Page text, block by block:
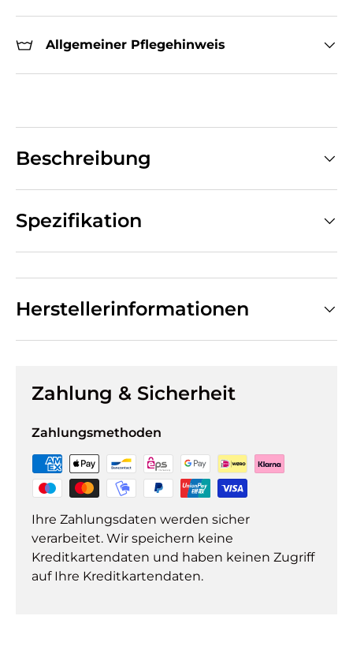
Allgemeiner Pflegehinweis
Beschreibung
Spezifikation
Herstellerinformationen
Zahlung & Sicherheit
Zahlungsmethoden
Ihre Zahlungsdaten werden sicher
verarbeitet. Wir speichern keine
Kreditkartendaten und haben keinen Zugriff
auf Ihre Kreditkartendaten.